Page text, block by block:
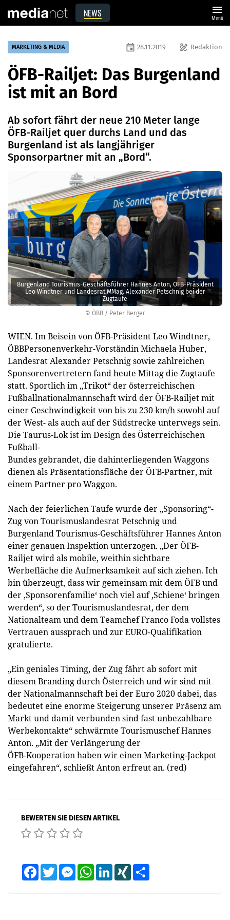
NEWS menu
Menü
© ÖBB / Peter Berger
Burgenland Tourismus-Geschäftsführer Hannes Anton, ÖFB-Präsident
Leo Windtner und Landesrat MMag. Alexander Petschnig bei der
Zugtaufe
MARKETING & MEDIA draw Redaktion
event 28.11.2019
ÖFB-Railjet: Das Burgenland
ist mit an Bord
Ab sofort fährt der neue 210 Meter lange
ÖFB-Railjet quer durchs Land und das
Burgenland ist als langjähriger
Sponsorpartner mit an „Bord“.
WIEN. Im Beisein von ÖFB-Präsident Leo Windtner,
ÖBBPersonenverkehr-Vorständin Michaela Huber,
Landesrat Alexander Petschnig sowie zahlreichen
Sponsorenvertretern fand heute Mittag die Zugtaufe
statt. Sportlich im „Trikot“ der österreichischen
Fußballnationalmannschaft wird der ÖFB-Railjet mit
einer Geschwindigkeit von bis zu 230 km/h sowohl auf
der West- als auch auf der Südstrecke unterwegs sein.
Die Taurus-Lok ist im Design des Österreichischen
Fußball-
Bundes gebrandet, die dahinterliegenden Waggons
dienen als Präsentationsfläche der ÖFB-Partner, mit
einem Partner pro Waggon.
Nach der feierlichen Taufe wurde der „Sponsoring“-
Zug von Tourismuslandesrat Petschnig und
Burgenland Tourismus-Geschäftsführer Hannes Anton
einer genauen Inspektion unterzogen. „Der ÖFB-
Railjet wird als mobile, weithin sichtbare
Werbefläche die Aufmerksamkeit auf sich ziehen. Ich
bin überzeugt, dass wir gemeinsam mit dem ÖFB und
der ‚Sponsorenfamilie‘ noch viel auf ‚Schiene‘ bringen
werden“, so der Tourismuslandesrat, der dem
Nationalteam und dem Teamchef Franco Foda vollstes
Vertrauen aussprach und zur EURO-Qualifikation
gratulierte.
„Ein geniales Timing, der Zug fährt ab sofort mit
diesem Branding durch Österreich und wir sind mit
der Nationalmannschaft bei der Euro 2020 dabei, das
bedeutet eine enorme Steigerung unserer Präsenz am
Markt und damit verbunden sind fast unbezahlbare
Werbekontakte“ schwärmte Tourismuschef Hannes
Anton. „Mit der Verlängerung der
ÖFB-Kooperation haben wir einen Marketing-Jackpot
eingefahren“, schließt Anton erfreut an. (red)
BEWERTEN SIE DIESEN ARTIKEL
FacebookTwitter MessengerWhatsAppLinkedInXING